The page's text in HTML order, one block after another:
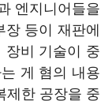
엔지니어들을
등이 재판에
장비 기술이 중
게 혐의 내용
제한 공장을 중